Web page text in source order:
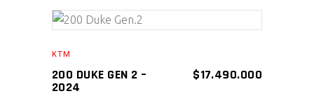
KTM
200 DUKE GEN 2 –
2024
$17.490.000